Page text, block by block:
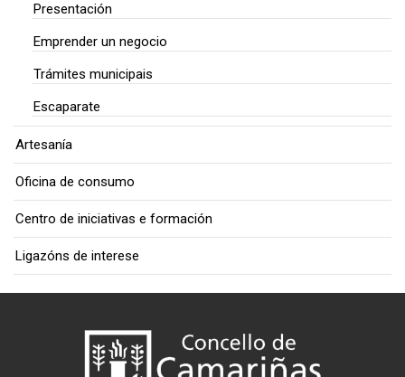
Presentación
Emprender un negocio
Trámites municipais
Escaparate
Artesanía
Oficina de consumo
Centro de iniciativas e formación
Ligazóns de interese